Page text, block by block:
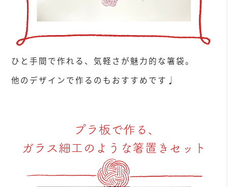
ひと手間で作れる、気軽さが魅力的な箸袋。
他のデザインで作るのもおすすめです♩